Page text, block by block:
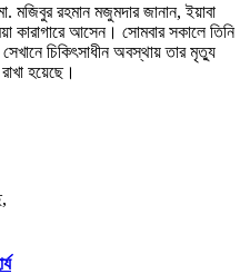
মজিবুর রহমান মজুমদার জানান, ইয়াবা
কারাগারে আসেন। সোমবার সকালে তিনি
চিকিৎসাধীন অবস্থায় তার মৃত্যু
হয়েছে।